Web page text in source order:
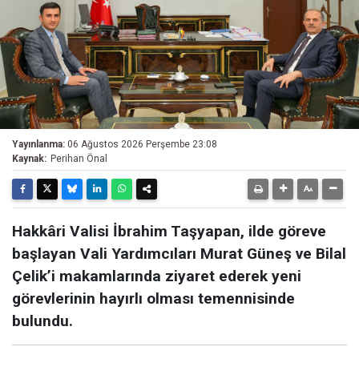
Yayınlanma: 06 Ağustos 2026 Perşembe 23:08
Kaynak: Perihan Önal
Hakkâri Valisi İbrahim Taşyapan, ilde göreve
başlayan Vali Yardımcıları Murat Güneş ve Bilal
Çelik’i makamlarında ziyaret ederek yeni
görevlerinin hayırlı olması temennisinde
bulundu.